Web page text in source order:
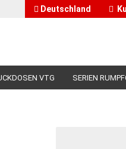
Deutschland
VTG SERIEN